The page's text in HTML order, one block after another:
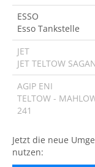
ESSO
Esso Tankstelle
JET
JET TELTOW
AGIP ENI
TELTOW -
241
Jetzt die neue
nutzen: